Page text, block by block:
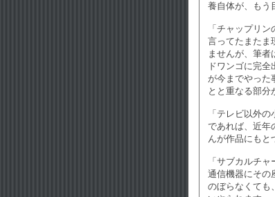
養自体が、もう
「チャップリ
言ってたまたま
ませんが、筆者
ドワンゴに完
が今までやった
とと重なる部分
「テレビ以外
であれば、近年
んが作品にもと
「サブカルチ
通信機器にその
のぼらなくても